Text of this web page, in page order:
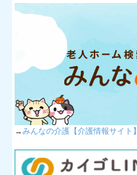
→みんなの介護【介護情報サイト】